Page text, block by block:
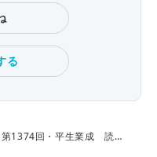
る
第1374回・平生業成 読み方は…